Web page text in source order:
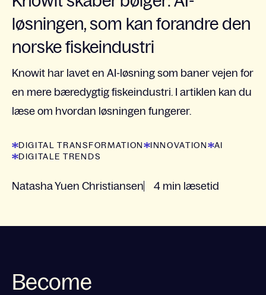
løsningen, som kan forandre den
norske fiskeindustri
Knowit har lavet en AI-løsning som baner vejen for
en mere bæredygtig fiskeindustri. I artiklen kan du
læse om hvordan løsningen fungerer.
DIGITAL TRANSFORMATION INNOVATION
AI
DIGITALE TRENDS
Natasha Yuen Christiansen 4 min læsetid
Become